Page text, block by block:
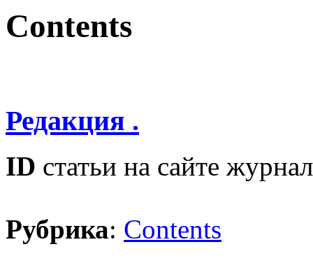
Contents
Редакция .
ID статьи на сайте
Рубрика: Contents